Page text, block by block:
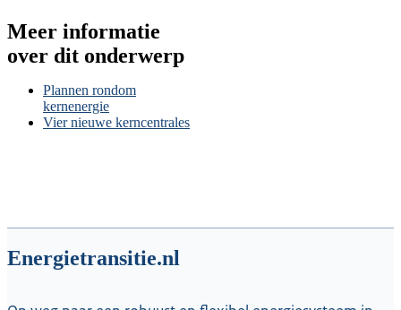
Meer informatie
over dit onderwerp
Plannen rondom
kernenergie
Vier nieuwe kerncentrales
Energietransitie.nl